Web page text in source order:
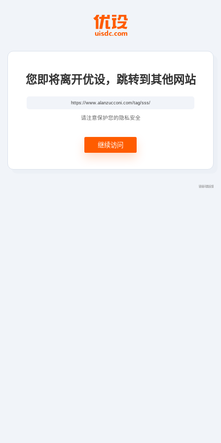
您即将离开优设，跳转到其他网站
请注意保护您的隐私安全
继续访问
链接问题反馈